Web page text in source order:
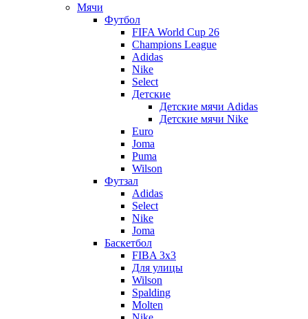
Мячи
Футбол
FIFA World Cup 26
Champions League
Adidas
Nike
Select
Детские
Детские мячи Adidas
Детские мячи Nike
Euro
Joma
Puma
Wilson
Футзал
Adidas
Select
Nike
Joma
Баскетбол
FIBA 3x3
Для улицы
Wilson
Spalding
Molten